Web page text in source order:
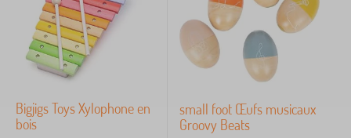
Rechercher dans les filtres
Étiquettes
Bigjigs Toys Xylophone en
bois
small foot Œufs musicaux
Groovy Beats